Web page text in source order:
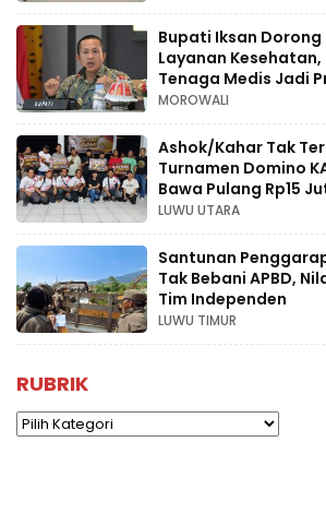
Bupati Iksan
Layanan
Tenaga Medis Jadi
MOROWALI
Ashok/Kahar Tak
Turnamen Domino
Bawa Pulang Rp15
LUWU UTARA
Santunan
Tak Bebani APBD,
Tim Independen
LUWU TIMUR
RUBRIK
Rubrik